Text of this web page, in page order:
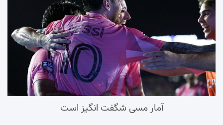
آمار مسی شگفت انگیز است